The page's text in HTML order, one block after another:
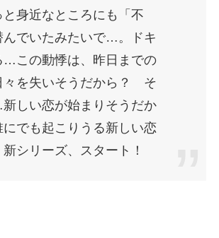
身近なところにも「不
んでいたみたいで…。ドキ
…この動悸は、昨日までの
々を失いそうだから？ そ
しい恋が始まりそうだか
でも起こりうる新しい恋
シリーズ、スタート！